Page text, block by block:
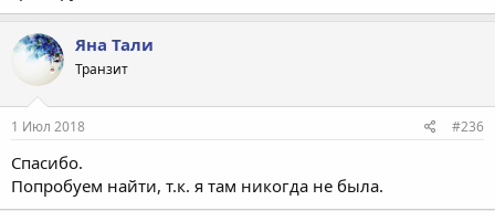
Яна Тали
Транзит
1 Июл 2018 #236
Спасибо.
Попробуем найти, т.к. я там никогда не была.